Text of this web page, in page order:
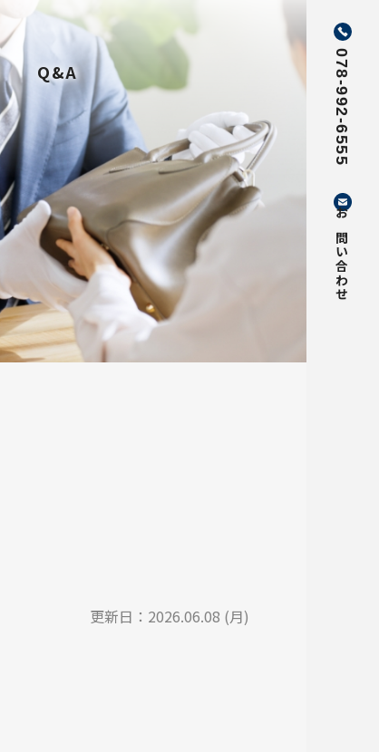
Q&A 078-992-6555
お問い合わせ
更新日： 2026.06.08 (月)